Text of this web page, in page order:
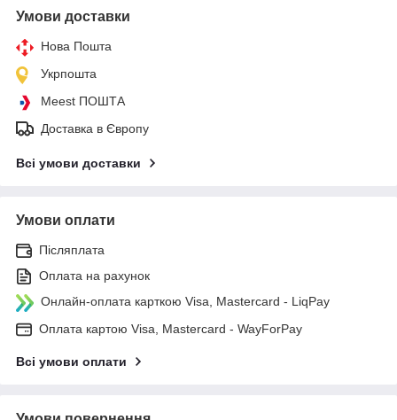
Умови доставки
Нова Пошта
Укрпошта
Meest ПОШТА
Доставка в Європу
Всі умови доставки
Умови оплати
Післяплата
Оплата на рахунок
Онлайн-оплата карткою Visa, Mastercard - LiqPay
Оплата картою Visa, Mastercard - WayForPay
Всі умови оплати